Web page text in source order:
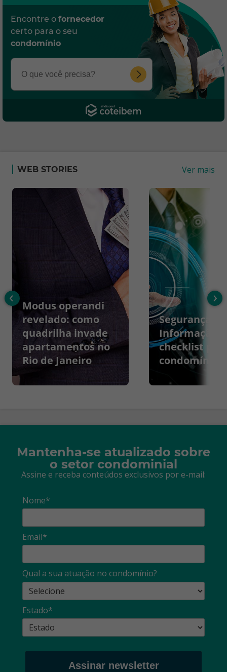
Encontre o fornecedor
certo para o seu
condomínio
WEB STORIES Ver mais
Modus operandi
revelado: como
quadrilha invade
apartamentos no
Rio de Janeiro
Segurança da
Informação:
checklist
condomínios
‹ ›
Mantenha-se atualizado sobre
o setor condominial
Assine e receba conteúdos exclusivos por e-mail:
Nome*
Email*
Qual a sua atuação no condomínio?
Estado*
Assinar newsletter